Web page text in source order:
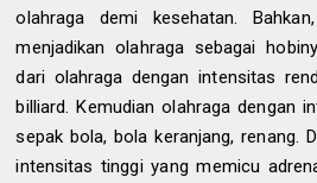
olahraga demi kesehatan.
menjadikan olahraga sebagai
dari olahraga dengan intensitas
billiard. Kemudian olahraga dengan
sepak bola, bola keranjang, renang.
intensitas tinggi yang memicu